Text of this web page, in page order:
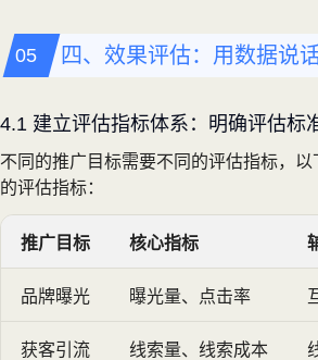
四、效果评估：用数据说
4.1 建立评估指标体系：明确评估标
不同的推广目标需要不同的评估指标，
的评估指标：
推广目标 核心指标
品牌曝光 曝光量、点击率
获客引流 线索量、线索成本